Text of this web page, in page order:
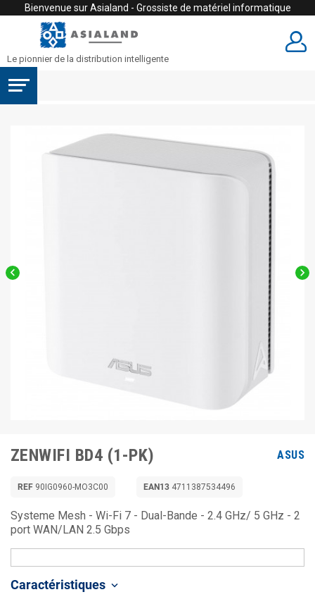
Bienvenue sur Asialand - Grossiste de matériel informatique
Le pionnier de la distribution intelligente
 
ZENWIFI BD4 (1-PK) ASUS
REF 90IG0960-MO3C00 EAN13 4711387534496
Systeme Mesh - Wi-Fi 7 - Dual-Bande - 2.4 GHz/ 5 GHz - 2
port WAN/LAN 2.5 Gbps
Caractéristiques keyboard_arrow_down